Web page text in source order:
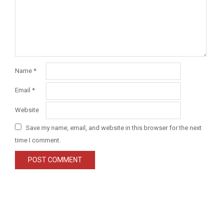
Name *
Email *
Website
Save my name, email, and website in this browser for the next
time I comment.